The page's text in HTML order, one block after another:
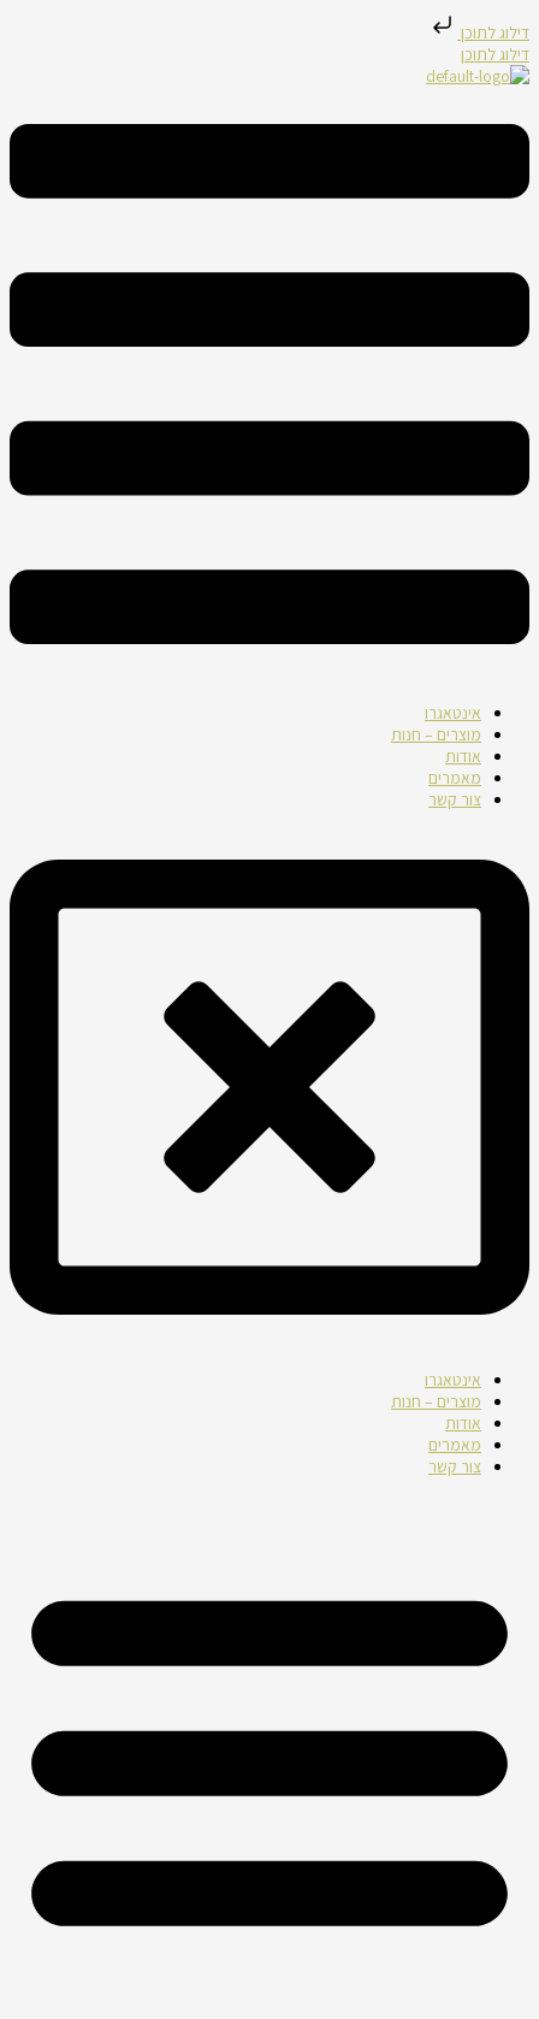
דילוג לתוכן
דילוג לתוכן
אינטאגרו
מוצרים – חנות
אודות
מאמרים
צור קשר
אינטאגרו
מוצרים – חנות
אודות
מאמרים
צור קשר